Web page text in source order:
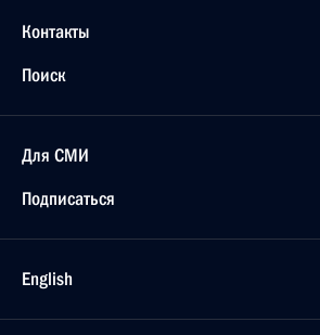
Контакты
Поиск
Для СМИ
Подписаться
English